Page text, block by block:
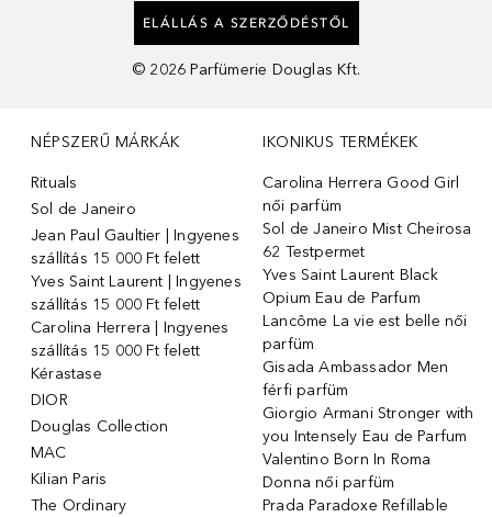
ELÁLLÁS A SZERZŐDÉSTŐL
© 2026 Parfümerie Douglas Kft.
NÉPSZERŰ MÁRKÁK
Rituals
Sol de Janeiro
Jean Paul Gaultier | Ingyenes
szállítás 15 000 Ft felett
Yves Saint Laurent | Ingyenes
szállítás 15 000 Ft felett
Carolina Herrera | Ingyenes
szállítás 15 000 Ft felett
Kérastase
DIOR
Douglas Collection
MAC
Kilian Paris
The Ordinary
IKONIKUS TERMÉKEK
Carolina Herrera Good Girl
női parfüm
Sol de Janeiro Mist Cheirosa
62 Testpermet
Yves Saint Laurent Black
Opium Eau de Parfum
Lancôme La vie est belle női
parfüm
Gisada Ambassador Men
férfi parfüm
Giorgio Armani Stronger with
you Intensely Eau de Parfum
Valentino Born In Roma
Donna női parfüm
Prada Paradoxe Refillable